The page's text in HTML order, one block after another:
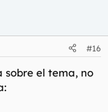
#16
sobre el tema, no